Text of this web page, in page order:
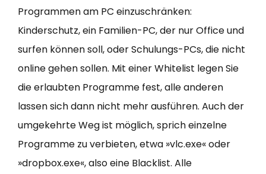
Programmen am PC einzuschränken:
Kinderschutz, ein Familien-PC, der nur Office und
surfen können soll, oder Schulungs-PCs, die nicht
online gehen sollen. Mit einer Whitelist legen Sie
die erlaubten Programme fest, alle anderen
lassen sich dann nicht mehr ausführen. Auch der
umgekehrte Weg ist möglich, sprich einzelne
Programme zu verbieten, etwa »vlc.exe« oder
»dropbox.exe«, also eine Blacklist. Alle